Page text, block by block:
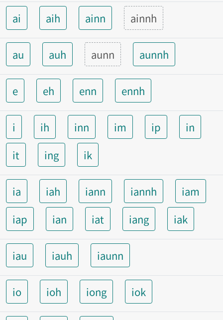
ai aih ainn ainnh
au auh aunn aunnh
e eh enn ennh
i ih inn im ip
in
it
ing ik
ia iah iann iannh
iam
iap
ian iat iang iak
iau iauh iaunn
io ioh iong iok